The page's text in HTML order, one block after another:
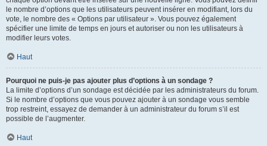
le nombre d’options que les utilisateurs peuvent insérer en modifiant, lors du
vote, le nombre des « Options par utilisateur ». Vous pouvez également
spécifier une limite de temps en jours et autoriser ou non les utilisateurs à
modifier leurs votes.
Haut
Pourquoi ne puis-je pas ajouter plus d’options à un sondage ?
La limite d’options d’un sondage est décidée par les administrateurs du forum.
Si le nombre d’options que vous pouvez ajouter à un sondage vous semble
trop restreint, essayez de demander à un administrateur du forum s’il est
possible de l’augmenter.
Haut